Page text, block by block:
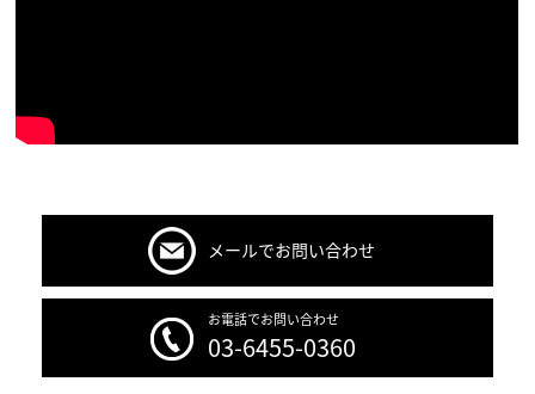
メールでお問い合わせ
お電話でお問い合わせ
03-6455-0360